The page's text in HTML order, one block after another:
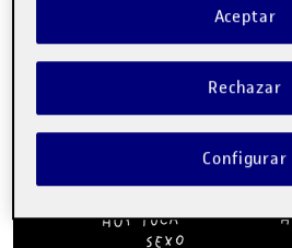
Rechazar
Aceptar
Configurar